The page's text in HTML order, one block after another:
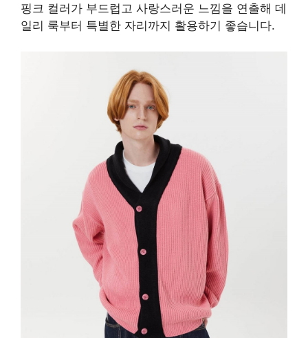
핑크 컬러가 부드럽고 사랑스러운 느낌을 연출해 데
일리 룩부터 특별한 자리까지 활용하기 좋습니다.